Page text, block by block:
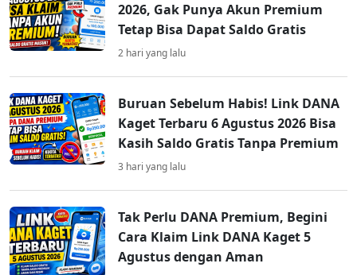
2026, Gak Punya Akun Premium
Tetap Bisa Dapat Saldo Gratis
2 hari yang lalu
Buruan Sebelum Habis! Link DANA
Kaget Terbaru 6 Agustus 2026 Bisa
Kasih Saldo Gratis Tanpa Premium
3 hari yang lalu
Tak Perlu DANA Premium, Begini
Cara Klaim Link DANA Kaget 5
Agustus dengan Aman